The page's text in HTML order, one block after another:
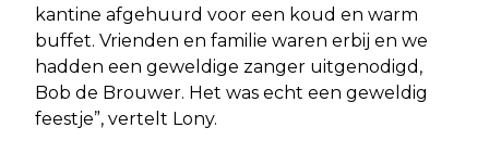
kantine afgehuurd voor een koud en warm
buffet. Vrienden en familie waren erbij en we
hadden een geweldige zanger uitgenodigd,
Bob de Brouwer. Het was echt een geweldig
feestje”, vertelt Lony.